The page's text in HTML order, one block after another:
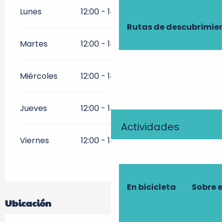
Rutas de
Actividades
En bicicleta Sobre
Lunes 12:00 - 14:30
Martes 12:00 - 14:30
Miércoles 12:00 - 14:30
Jueves 12:00 - 14:00 19:00 - 22:00
Viernes 12:00 - 14:00 19:00 - 22:00
Ubicación